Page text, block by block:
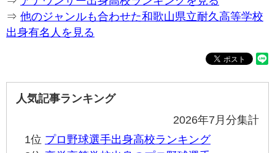
⇒ 他のジャンルも合わせた和歌山県立耐久高等学校
出身有名人を見る
人気記事ランキング
2026年7月分集計
1位 プロ野球選手出身高校ランキング